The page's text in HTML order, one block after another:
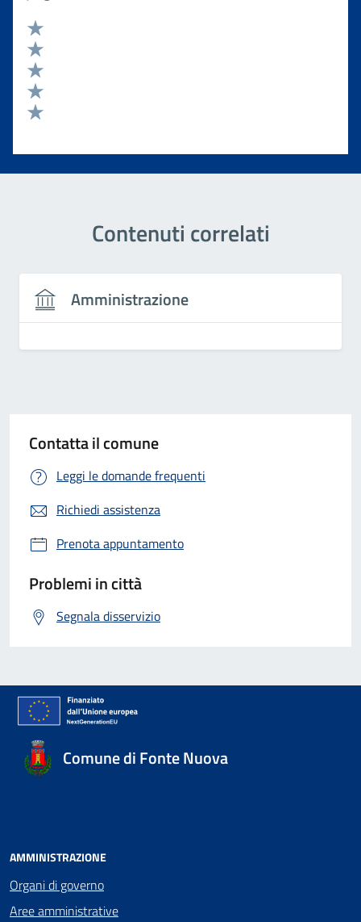
Valuta 5 stelle su 5
Valuta 4 stelle su 5
Valuta 3 stelle su 5
Valuta 2 stelle su 5
Contenuti correlati
Amministrazione
Contatta il comune
Leggi le domande frequenti
Richiedi assistenza
Prenota appuntamento
Problemi in città
Segnala disservizio
Comune di Fonte Nuova
AMMINISTRAZIONE
Organi di governo
Aree amministrative